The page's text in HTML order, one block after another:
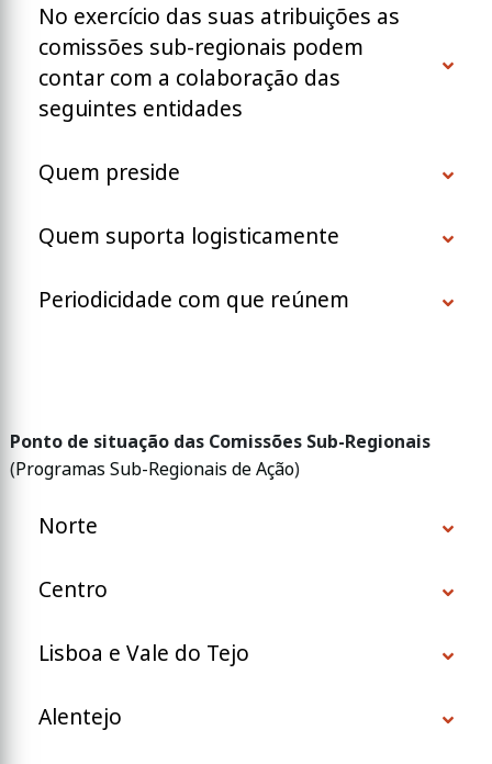
No exercício das suas atribuições as
comissões sub-regionais podem
contar com a colaboração das
seguintes entidades
Quem preside
Quem suporta logisticamente
Periodicidade com que reúnem
Ponto de situação das Comissões Sub-Regionais
(Programas Sub-Regionais de Ação)
Norte
Centro
Lisboa e Vale do Tejo
Alentejo